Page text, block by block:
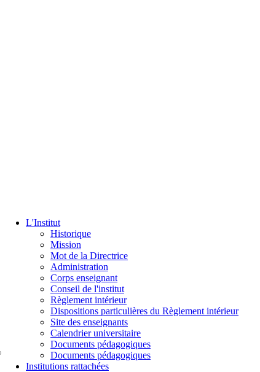
L'Institut
Historique
Mission
Mot de la Directrice
Administration
Corps enseignant
Conseil de l'institut
Règlement intérieur
Dispositions particulières du Règlement intérieur
Site des enseignants
Calendrier universitaire
Documents pédagogiques
Documents pédagogiques
Institutions rattachées